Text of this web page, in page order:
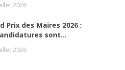
2026
Prix des Maires 2026 :
sont...
2026